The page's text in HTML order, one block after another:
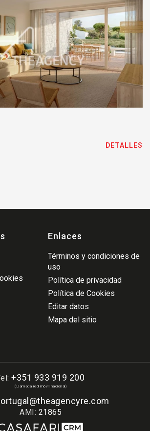
DETALLES
Enlaces
Términos y condiciones de
uso
Política de privacidad
Política de Cookies
Editar datos
Mapa del sitio
+351 933 919 200
(Llamada red móvil nacional)
AMI: 21865